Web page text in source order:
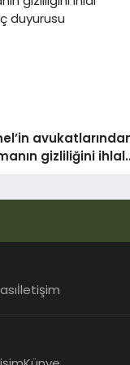
gizliliğini
suç duyurusu
İletişim